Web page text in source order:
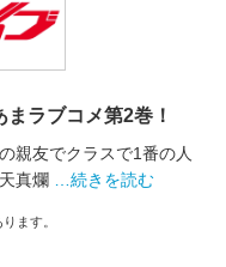
ラブコメ第2巻！
親友でクラスで1番の人
真爛
…続きを読む
ます。